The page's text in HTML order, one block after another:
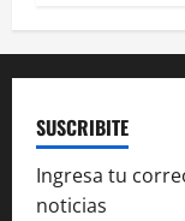
SUSCRIBITE
Ingresa tu
noticias